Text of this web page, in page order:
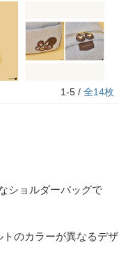
1-5 / 全14枚
ショルダーバッグで
のカラーが異なるデザ